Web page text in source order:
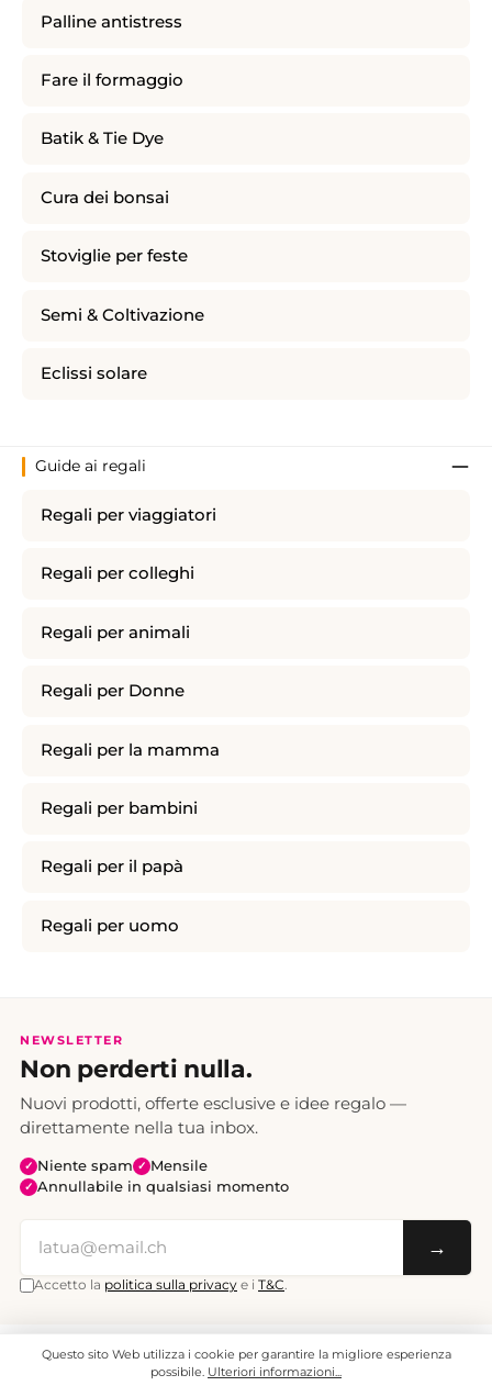
Palline antistress
Fare il formaggio
Batik & Tie Dye
Cura dei bonsai
Stoviglie per feste
Semi & Coltivazione
Eclissi solare
Guide ai regali
Regali per viaggiatori
Regali per colleghi
Regali per animali
Regali per Donne
Regali per la mamma
Regali per bambini
Regali per il papà
Regali per uomo
NEWSLETTER
Non perderti nulla.
Nuovi prodotti, offerte esclusive e idee regalo —
direttamente nella tua inbox.
✓ Niente spam ✓ Mensile
✓ Annullabile in qualsiasi momento
→
Accetto la politica sulla privacy e i T&C.
Tutti i prezzi sono IVA inclusa. Spedizione CHF 6.95, gratuita a partire da CHF 70.
© 2008 - 2026 - enjoymedia.ch - Tutti i diritti riservati.
Questo sito Web utilizza i cookie per garantire la migliore esperienza
possibile. Ulteriori informazioni...